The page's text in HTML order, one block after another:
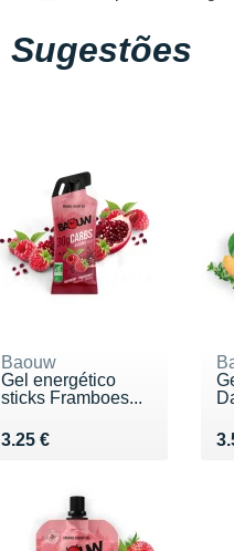
Sugestões
Baouw
Gel energético
sticks Framboes...
3.25 €
Vendu 3.25 €